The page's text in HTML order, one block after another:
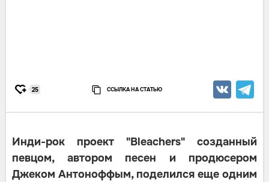
25 ССЫЛКА НА СТАТЬЮ
Инди-рок проект "Bleachers" созданный
певцом, автором песен и продюсером
Джеком Антоноффым, поделился еще одним